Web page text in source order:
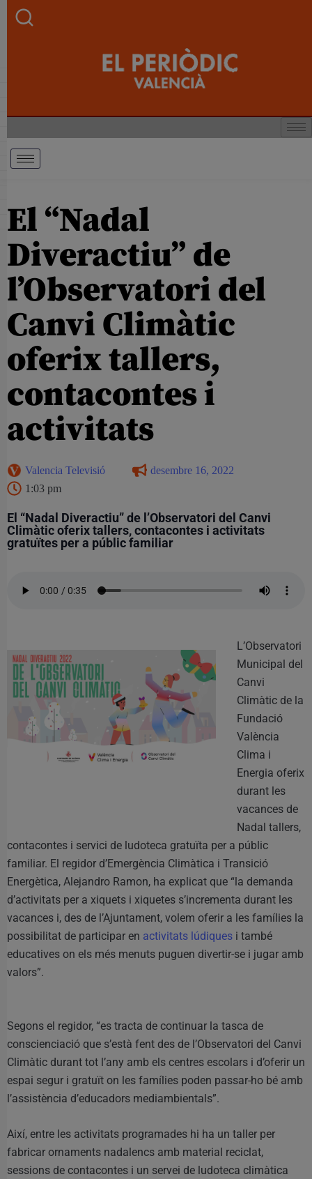
El “Nadal
Diveractiu” de
l’Observatori del
Canvi Climàtic
oferix tallers,
contacontes i
activitats
Valencia Televisió
desembre 16, 2022
1:03 pm
El “Nadal Diveractiu” de l’Observatori del Canvi
Climàtic oferix tallers, contacontes i activitats
gratuïtes per a públic familiar
L’Observatori
Municipal del
Canvi
Climàtic de la
Fundació
València
Clima i
Energia oferix
durant les
vacances de
Nadal tallers,
contacontes i servici de ludoteca gratuïta per a públic
familiar. El regidor d’Emergència Climàtica i Transició
Energètica, Alejandro Ramon, ha explicat que “la demanda
d’activitats per a xiquets i xiquetes s’incrementa durant les
vacances i, des de l’Ajuntament, volem oferir a les famílies la
possibilitat de participar en activitats lúdiques i també
educatives on els més menuts puguen divertir-se i jugar amb
valors”.
Segons el regidor, “es tracta de continuar la tasca de
conscienciació que s’està fent des de l’Observatori del Canvi
Climàtic durant tot l’any amb els centres escolars i d’oferir un
espai segur i gratuït on les famílies poden passar-ho bé amb
l’assistència d’educadors mediambientals”.
Així, entre les activitats programades hi ha un taller per
fabricar ornaments nadalencs amb material reciclat,
sessions de contacontes i un servei de ludoteca climàtica